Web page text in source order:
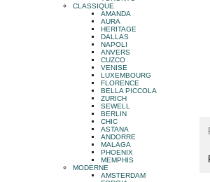
CLASSIQUE
AMANDA
AURA
HERITAGE
DALLAS
NAPOLI
ANVERS
CUZCO
VENISE
LUXEMBOURG
FLORENCE
BELLA PICCOLA
ZURICH
SEWELL
BERLIN
CHIC
ASTANA
ANDORRE
MALAGA
PHOENIX
MEMPHIS
MODERNE
AMSTERDAM